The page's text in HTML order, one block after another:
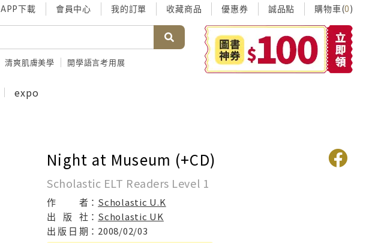
APP下載 會員中心 我的訂單 收藏商品 優惠券 誠品點 購物車(0)
清爽肌膚美學 開學語言考用展
expo
Night at Museum (+CD)
Scholastic ELT Readers Level 1
作 者： Scholastic U.K
出
版 社： Scholastic UK
出 版 日 期： 2008/02/03